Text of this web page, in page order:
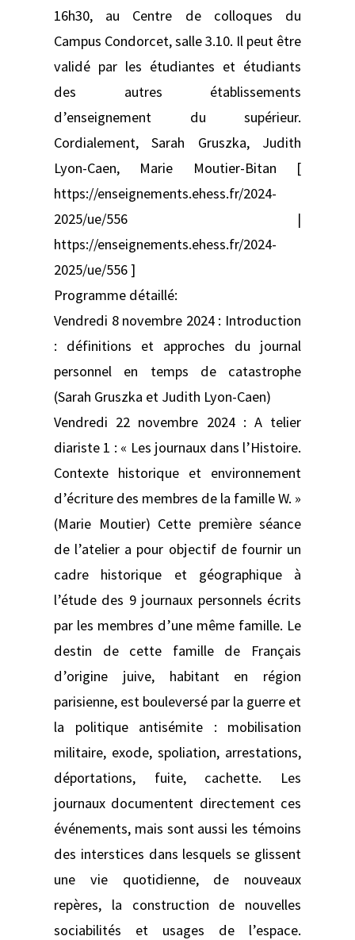
16h30, au Centre de colloques du
Campus Condorcet, salle 3.10. Il peut être
validé par les étudiantes et étudiants
des autres établissements
d’enseignement du supérieur.
Cordialement, Sarah Gruszka, Judith
Lyon-Caen, Marie Moutier-Bitan [
https://enseignements.ehess.fr/2024-
2025/ue/556 |
https://enseignements.ehess.fr/2024-
2025/ue/556 ]
Programme détaillé:
Vendredi 8 novembre 2024 : Introduction
: définitions et approches du journal
personnel en temps de catastrophe
(Sarah Gruszka et Judith Lyon-Caen)
Vendredi 22 novembre 2024 : A telier
diariste 1 : « Les journaux dans l’Histoire.
Contexte historique et environnement
d’écriture des membres de la famille W. »
(Marie Moutier) Cette première séance
de l’atelier a pour objectif de fournir un
cadre historique et géographique à
l’étude des 9 journaux personnels écrits
par les membres d’une même famille. Le
destin de cette famille de Français
d’origine juive, habitant en région
parisienne, est bouleversé par la guerre et
la politique antisémite : mobilisation
militaire, exode, spoliation, arrestations,
déportations, fuite, cachette. Les
journaux documentent directement ces
événements, mais sont aussi les témoins
des interstices dans lesquels se glissent
une vie quotidienne, de nouveaux
repères, la construction de nouvelles
sociabilités et usages de l’espace.